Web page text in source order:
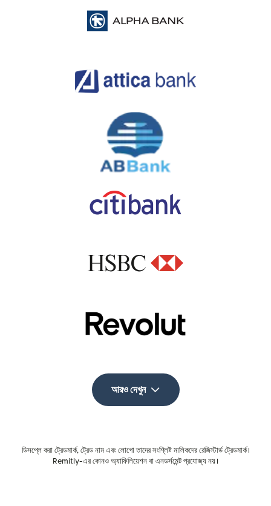
আরও দেখুন
ডিসপ্লে করা ট্রেডমার্ক, ট্রেড নাম এবং লোগো তাদের সংশ্লিষ্ট মালিকদের রেজিস্টার্ড ট্রেডমার্ক।
Remitly-এর কোনও অ্যাফিলিয়েশন বা এনডর্সমেন্ট প্রযোজ্য নয়।